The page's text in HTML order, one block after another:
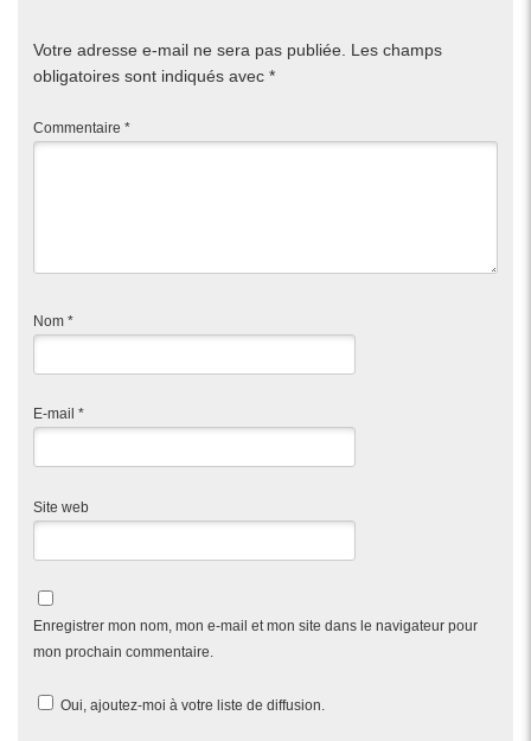
Votre adresse e-mail ne sera pas publiée.
Les champs
obligatoires sont indiqués avec *
Commentaire *
Nom *
E-mail *
Site web
Enregistrer mon nom, mon e-mail et mon site dans le navigateur pour
mon prochain commentaire.
Oui, ajoutez-moi à votre liste de diffusion.